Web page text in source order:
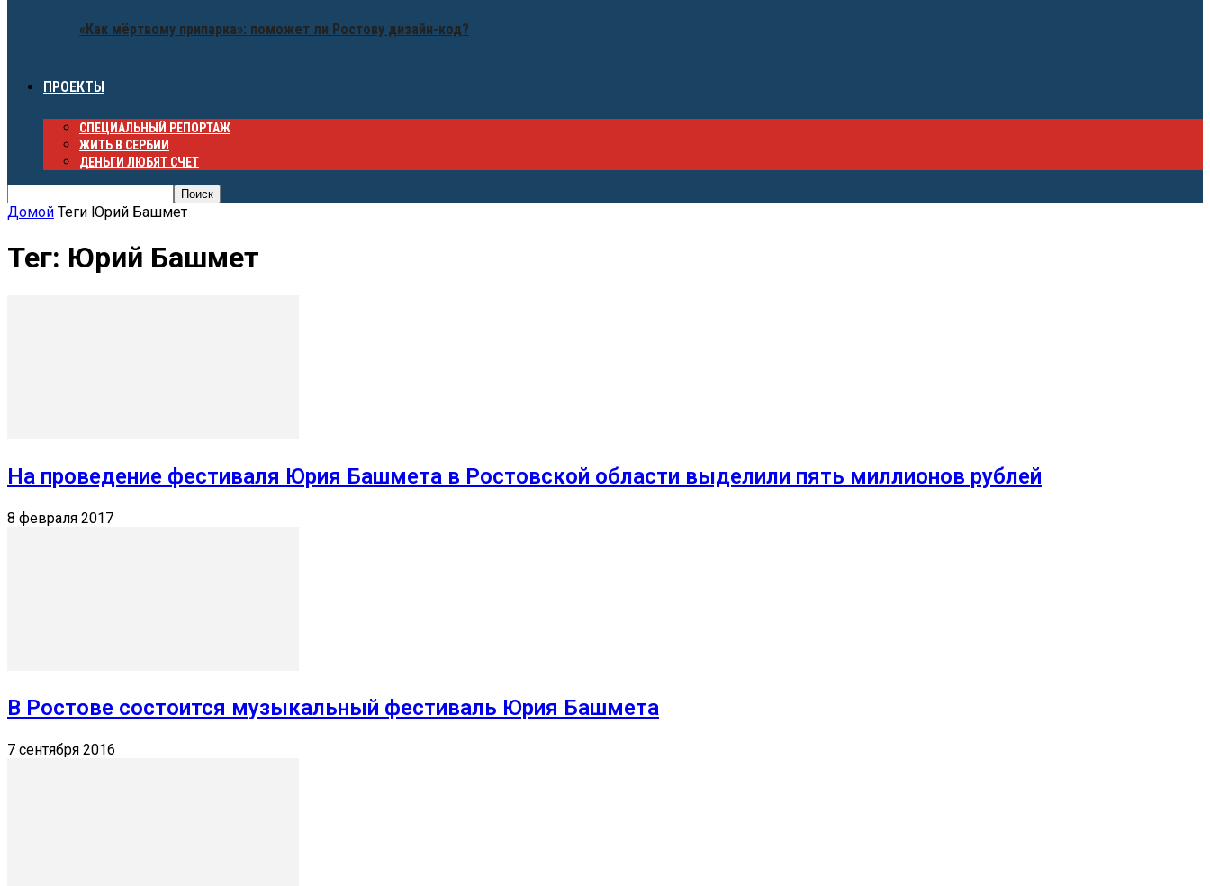
«Как мёртвому припарка»: поможет ли Ростову дизайн-код?
ПРОЕКТЫ
СПЕЦИАЛЬНЫЙ РЕПОРТАЖ
ЖИТЬ В СЕРБИИ
ДЕНЬГИ ЛЮБЯТ СЧЕТ
Домой Теги Юрий Башмет
Тег: Юрий Башмет
На проведение фестиваля Юрия Башмета в Ростовской области выделили пять миллионов рублей
8 февраля 2017
В Ростове состоится музыкальный фестиваль Юрия Башмета
7 сентября 2016